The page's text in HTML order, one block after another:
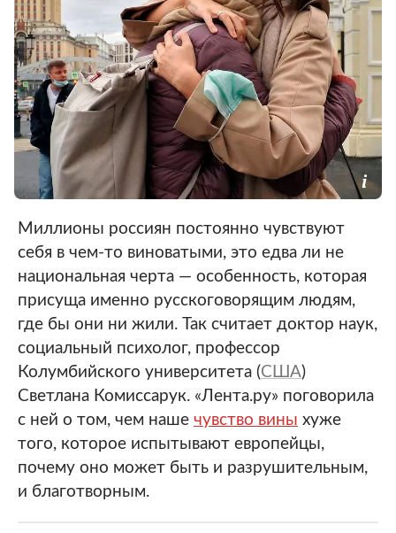
Миллионы россиян постоянно чувствуют
себя в чем-то виноватыми, это едва ли не
национальная черта — особенность, которая
присуща именно русскоговорящим людям,
где бы они ни жили. Так считает доктор наук,
социальный психолог, профессор
Колумбийского университета (США)
Светлана Комиссарук. «Лента.ру» поговорила
с ней о том, чем наше чувство вины хуже
того, которое испытывают европейцы,
почему оно может быть и разрушительным,
и благотворным.